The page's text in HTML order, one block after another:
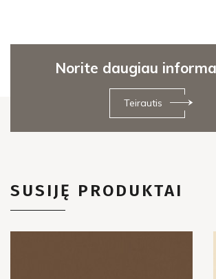
Norite daugiau
Teirautis
SUSIJĘ PRODUKTAI